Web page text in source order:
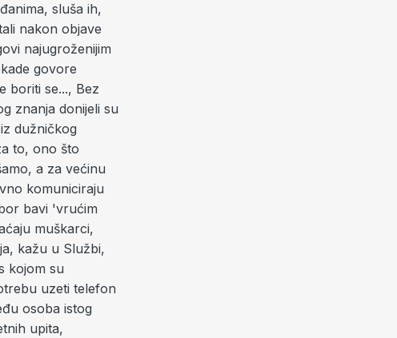
sluša ih,
nakon objave
najugroženijim
govore
boriti se..., Bez
znanja donijeli su
dužničkog
to, ono što
a za većinu
komuniciraju
bavi 'vrućim
muškarci,
kažu u Službi,
kojom su
uzeti telefon
osoba istog
upita,